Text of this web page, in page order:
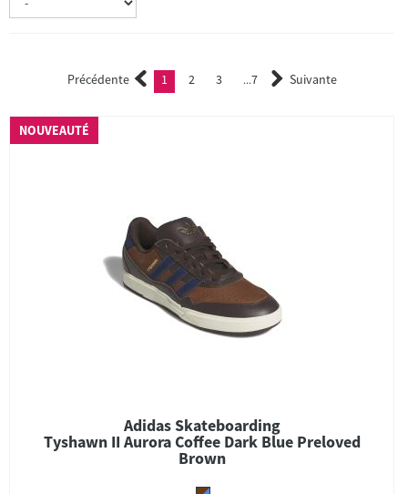
Précédente 1 (current)
2 3 ...7 Suivante
NOUVEAUTÉ
Adidas Skateboarding
Tyshawn II Aurora Coffee Dark Blue Preloved
Brown